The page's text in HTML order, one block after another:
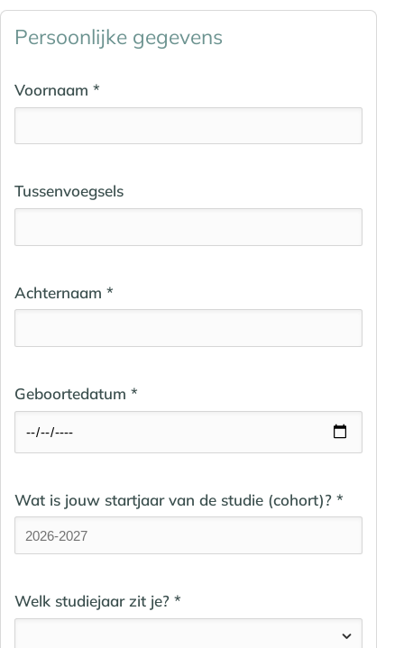
Persoonlijke gegevens
Voornaam *
Tussenvoegsels
Achternaam *
Geboortedatum *
Wat is jouw startjaar van de studie (cohort)? *
Welk studiejaar zit je? *